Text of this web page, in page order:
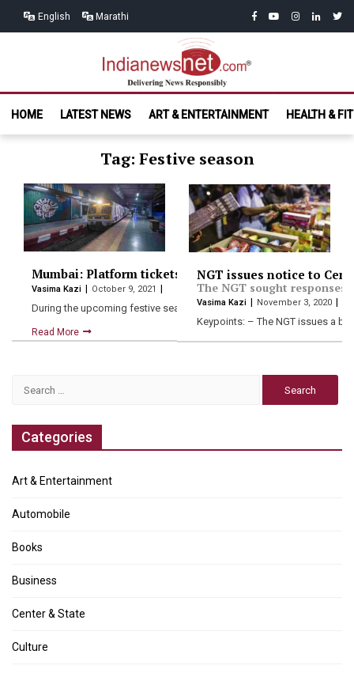
English Marathi facebook
youtubeinstagram
linkedin
India News
Net.com
HOME
LATEST NEWS ART & ENTERTAINMENT HEALTH &
Tag: Festive season
Mumbai: Platform tickets price hiked in key Indian
Vasima Kazi October 9, 2021
During the upcoming festive season, a platform ticket will now…
Read More
NGT issues notice to
The NGT sought responses
Vasima Kazi November 3, 2020
Keypoints: – The NGT issues a
Read More
Categories
Art & Entertainment
Automobile
Books
Business
Center & State
Culture